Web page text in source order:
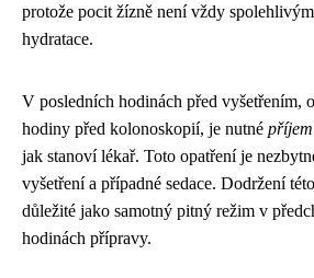
protože pocit žízně není vždy
hydratace.
V posledních hodinách před vyšetřením,
hodiny před kolonoskopií, je nutné
jak stanoví lékař. Toto opatření je
vyšetření a případné sedace. Dodržení
důležité jako samotný pitný režim v
hodinách přípravy.